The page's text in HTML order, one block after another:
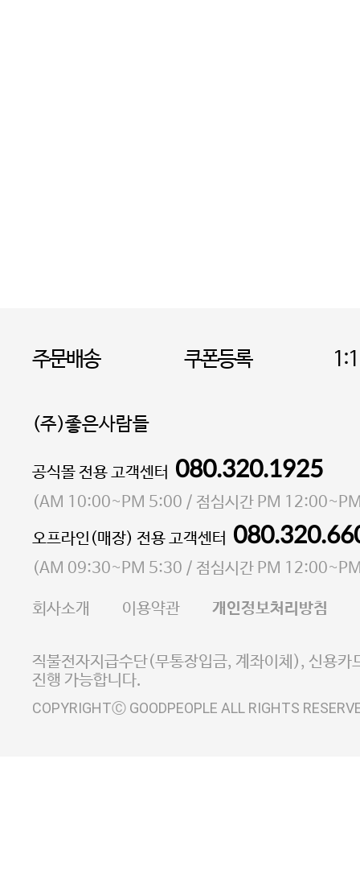
주문배송 쿠폰등록
(주)좋은사람들
대표 이성현,박영환| 개인정보관리책임자 김상현
소재지 서울특별시 마포구 마포대로4다길 41 마포
통신판매업 신고번호 2023-서울마포-3931호
사업자등록번호 105-81-58242
E-MAIL goodpeople@gpin.co.kr
사업자정보확인
이니시스 에스크로 서비
공식몰 전용 고객센터 080.320.1925
(AM 10:00~PM 5:00 / 점심시간 PM
오프라인(매장) 전용 고객센터
(AM 09:30~PM 5:30 / 점심시간 PM
회사소개 이용약관 개인정보처리방침
직불전자지급수단(무통장입금, 계좌이체), 신용카
진행 가능합니다.
COPYRIGHTⒸ GOODPEOPLE ALL RIGHTS